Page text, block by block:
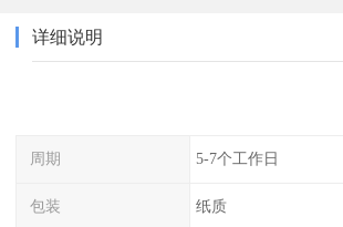
详细说明
周期 5-7个工作日
包装 纸质